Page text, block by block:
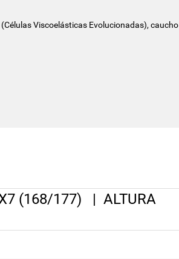
Viscoelásticas Evolucionadas), caucho
(168/177) | ALTURA